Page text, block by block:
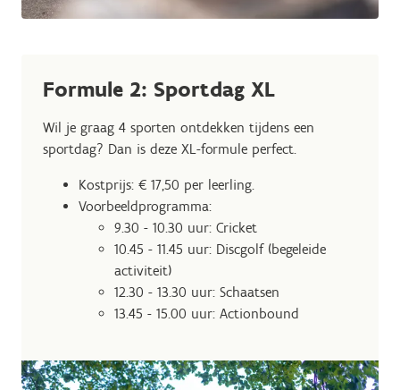
Formule 2: Sportdag XL
Wil je graag 4 sporten ontdekken tijdens een
sportdag? Dan is deze XL-formule perfect.
Kostprijs: € 17,50 per leerling.
Voorbeeldprogramma:
9.30 - 10.30 uur: Cricket
10.45 - 11.45 uur: Discgolf (begeleide
activiteit)
12.30 - 13.30 uur: Schaatsen
13.45 - 15.00 uur: Actionbound